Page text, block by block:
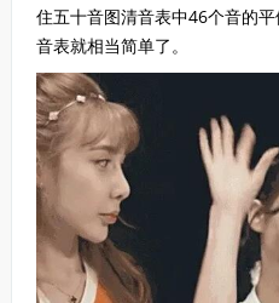
住五十音图清音表中46个音的
音表就相当简单了。